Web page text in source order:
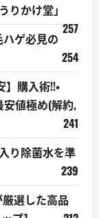
りかけ堂」
257
ハゲ必見の
254
】購入術!!・
安値極め(解約,
241
り除菌水を準
239
選した高品